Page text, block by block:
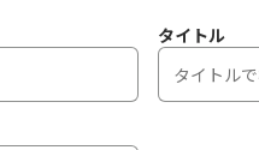
タイトル